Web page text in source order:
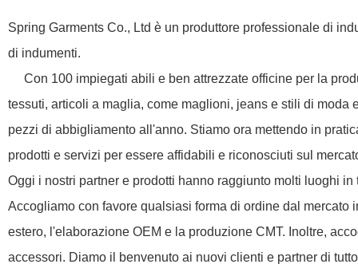
Spring Garments Co., Ltd è un produttore professionale di
di indumenti.
Con 100 impiegati abili e ben attrezzate officine per la
tessuti, articoli a maglia, come maglioni, jeans e stili di
pezzi di abbigliamento all'anno. Stiamo ora mettendo in
prodotti e servizi per essere affidabili e riconosciuti sul
Oggi i nostri partner e prodotti hanno raggiunto molti luoghi
Accogliamo con favore qualsiasi forma di ordine dal
estero, l'elaborazione OEM e la produzione CMT. Inoltre,
accessori. Diamo il benvenuto ai nuovi clienti e partner di